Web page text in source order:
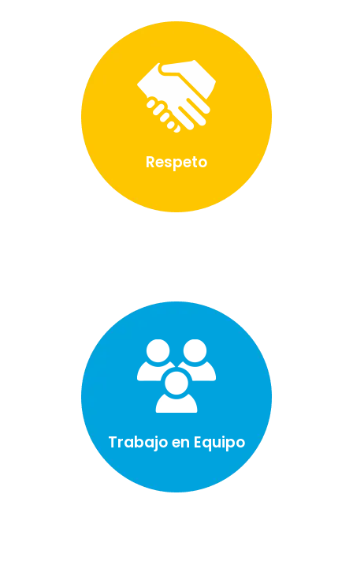
Respeto
Trabajo en Equipo